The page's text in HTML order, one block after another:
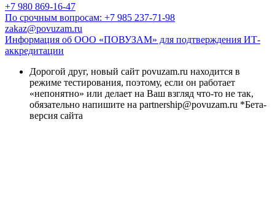
+7 980 869-16-47
По срочным вопросам: +7 985 237-71-98
zakaz@povuzam.ru
Информация об ООО «ПОВУЗАМ» для подтверждения ИТ-
аккредитации
Дорогой друг, новый сайт povuzam.ru находится в
режиме тестирования, поэтому, если он работает
«непонятно» или делает на Ваш взгляд что-то не так,
обязательно напишите на partnership@povuzam.ru *Бета-
версия сайта